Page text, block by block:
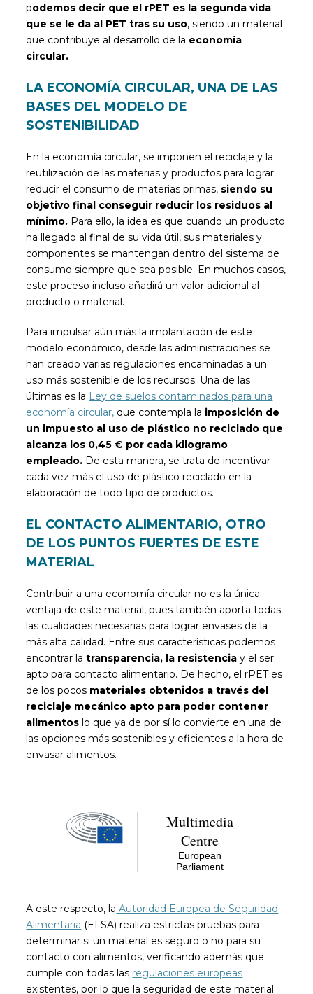
podemos decir que el rPET es la segunda vida
que se le da al PET tras su uso, siendo un material
que contribuye al desarrollo de la economía
circular.
LA ECONOMÍA CIRCULAR, UNA DE LAS
BASES DEL MODELO DE
SOSTENIBILIDAD
En la economía circular, se imponen el reciclaje y la
reutilización de las materias y productos para lograr
reducir el consumo de materias primas, siendo su
objetivo final conseguir reducir los residuos al
mínimo. Para ello, la idea es que cuando un producto
ha llegado al final de su vida útil, sus materiales y
componentes se mantengan dentro del sistema de
consumo siempre que sea posible. En muchos casos,
este proceso incluso añadirá un valor adicional al
producto o material.
Para impulsar aún más la implantación de este
modelo económico, desde las administraciones se
han creado varias regulaciones encaminadas a un
uso más sostenible de los recursos. Una de las
últimas es la Ley de suelos contaminados para una
economía circular, que contempla la imposición de
un impuesto al uso de plástico no reciclado que
alcanza los 0,45 € por cada kilogramo
empleado. De esta manera, se trata de incentivar
cada vez más el uso de plástico reciclado en la
elaboración de todo tipo de productos.
EL CONTACTO ALIMENTARIO, OTRO
DE LOS PUNTOS FUERTES DE ESTE
MATERIAL
Contribuir a una economía circular no es la única
ventaja de este material, pues también aporta todas
las cualidades necesarias para lograr envases de la
más alta calidad. Entre sus características podemos
encontrar latransparencia, la resistencia y el ser
apto para contacto alimentario. De hecho, el rPET es
de los pocos materiales obtenidos a través del
reciclaje mecánico apto para poder contener
alimentos lo que ya de por sí lo convierte en una de
las opciones más sostenibles y eficientes a la hora de
envasar alimentos.
A este respecto, la Autoridad Europea de Seguridad
Alimentaria (EFSA) realiza estrictas pruebas para
determinar si un material es seguro o no para su
contacto con alimentos, verificando además que
cumple con todas las regulaciones europeas
existentes, por lo que la seguridad de este material